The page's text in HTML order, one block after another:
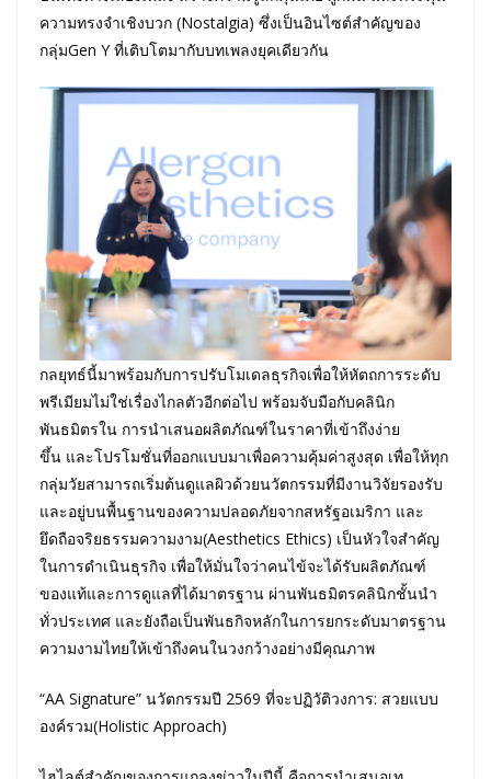
ความทรงจำเชิงบวก (Nostalgia) ซึ่งเป็นอินไซต์สำคัญของ
กลุ่มGen Y ที่เติบโตมากับบทเพลงยุคเดียวกัน
กลยุทธ์นี้มาพร้อมกับการปรับโมเดลธุรกิจเพื่อให้หัตถการระดับ
พรีเมียมไม่ใช่เรื่องไกลตัวอีกต่อไป พร้อมจับมือกับคลินิก
พันธมิตรใน การนำเสนอผลิตภัณฑ์ในราคาที่เข้าถึงง่าย
ขึ้น และโปรโมชั่นที่ออกแบบมาเพื่อความคุ้มค่าสูงสุด เพื่อให้ทุก
กลุ่มวัยสามารถเริ่มต้นดูแลผิวด้วยนวัตกรรมที่มีงานวิจัยรองรับ
และอยู่บนพื้นฐานของความปลอดภัยจากสหรัฐอเมริกา และ
ยึดถือจริยธรรมความงาม(Aesthetics Ethics) เป็นหัวใจสำคัญ
ในการดำเนินธุรกิจ เพื่อให้มั่นใจว่าคนไข้จะได้รับผลิตภัณฑ์
ของแท้และการดูแลที่ได้มาตรฐาน ผ่านพันธมิตรคลินิกชั้นนำ
ทั่วประเทศ และยังถือเป็นพันธกิจหลักในการยกระดับมาตรฐาน
ความงามไทยให้เข้าถึงคนในวงกว้างอย่างมีคุณภาพ
“AA Signature” นวัตกรรมปี 2569 ที่จะปฏิวัติวงการ: สวยแบบ
องค์รวม(Holistic Approach)